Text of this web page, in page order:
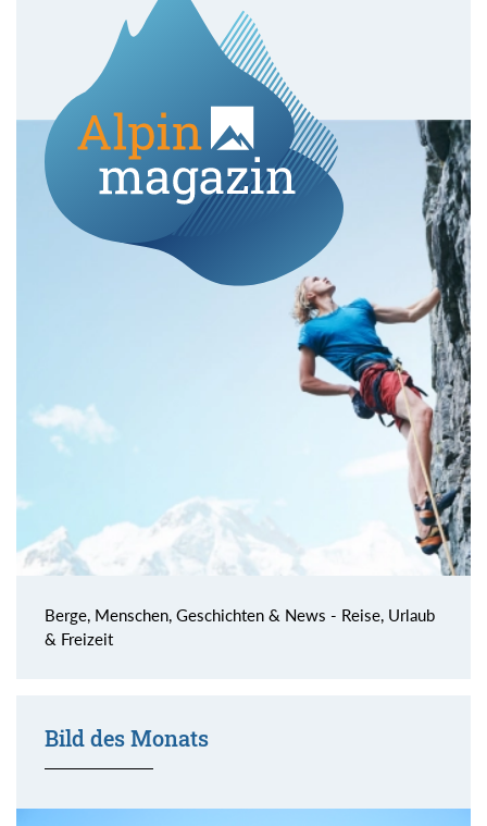
Berge, Menschen, Geschichten & News - Reise, Urlaub
& Freizeit
Bild des Monats